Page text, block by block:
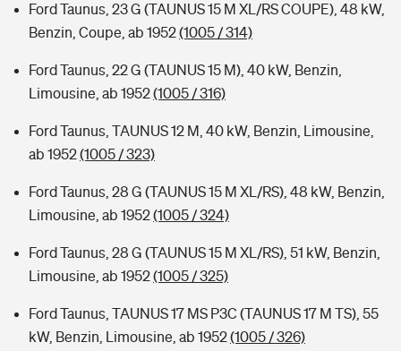
Ford Taunus, 23 G (TAUNUS 15 M XL/RS COUPE), 48 kW,
Benzin, Coupe, ab 1952(1005 / 314)
Ford Taunus, 22 G (TAUNUS 15 M), 40 kW, Benzin,
Limousine, ab 1952(1005 / 316)
Ford Taunus, TAUNUS 12 M, 40 kW, Benzin, Limousine,
ab 1952(1005 / 323)
Ford Taunus, 28 G (TAUNUS 15 M XL/RS), 48 kW, Benzin,
Limousine, ab 1952(1005 / 324)
Ford Taunus, 28 G (TAUNUS 15 M XL/RS), 51 kW, Benzin,
Limousine, ab 1952(1005 / 325)
Ford Taunus, TAUNUS 17 MS P3C (TAUNUS 17 M TS), 55
kW, Benzin, Limousine, ab 1952(1005 / 326)